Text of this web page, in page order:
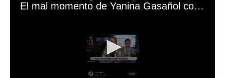
El mal momento de Yanina Gasañol con un hincha argentino en "Subrayado"